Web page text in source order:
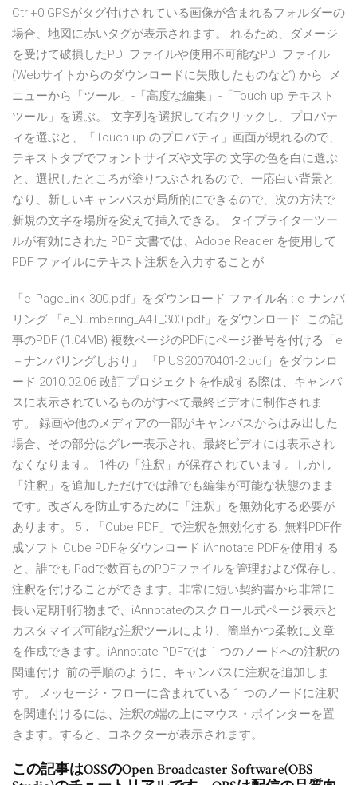
Ctrl+0 GPSがタグ付けされている画像が含まれるフォルダーの
場合、地図に赤いタグが表示されます。 れるため、ダメージ
を受けて破損したPDFファイルや使用不可能なPDFファイル
(Webサイトからのダウンロードに失敗したものなど) から. メ
ニューから「ツール」-「高度な編集」-「Touch up テキスト
ツール」を選ぶ。 文字列を選択して右クリックし、プロパテ
ィを選ぶと、「Touch up のプロパティ」画面が現れるので、
テキストタブでフォントサイズや文字の 文字の色を白に選ぶ
と、選択したところが塗りつぶされるので、一応白い背景と
なり、新しいキャンバスが局所的にできるので、次の方法で
新規の文字を場所を変えて挿入できる。 タイプライターツー
ルが有効にされた PDF 文書では、Adobe Reader を使用して
PDF ファイルにテキスト注釈を入力することが
「e_PageLink_300.pdf」をダウンロード ファイル名 : e_ナンバ
リング 「e_Numbering_A4T_300.pdf」をダウンロード. この記
事のPDF (1.04MB) 複数ページのPDFにページ番号を付ける「e
－ナンバリングしおり」 「PIUS20070401-2.pdf」をダウンロ
ード 2010.02.06 改訂 プロジェクトを作成する際は、キャンバ
スに表示されているものがすべて最終ビデオに制作されま
す。 録画や他のメディアの一部がキャンバスからはみ出した
場合、その部分はグレー表示され、最終ビデオには表示され
なくなります。 1件の「注釈」が保存されています。しかし
「注釈」を追加しただけでは誰でも編集が可能な状態のまま
です。改ざんを防止するために「注釈」を無効化する必要が
あります。 5．「Cube PDF」で注釈を無効化する. 無料PDF作
成ソフト Cube PDFをダウンロード iAnnotate PDFを使用する
と、誰でもiPadで数百ものPDFファイルを管理および保存し、
注釈を付けることができます。非常に短い契約書から非常に
長い定期刊行物まで、iAnnotateのスクロール式ページ表示と
カスタマイズ可能な注釈ツールにより、簡単かつ柔軟に文章
を作成できます。iAnnotate PDFでは 1 つのノードへの注釈の
関連付け. 前の手順のように、キャンバスに注釈を追加しま
す。 メッセージ・フローに含まれている 1 つのノードに注釈
を関連付けるには、注釈の端の上にマウス・ポインターを置
きます。すると、コネクターが表示されます。
この記事はOSSのOpen Broadcaster Software(OBS